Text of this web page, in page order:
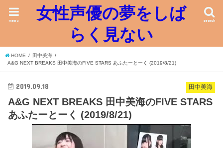
女性声優の夢をしば
らく見ない
search
menu
HOME
田中美海
A&G NEXT BREAKS 田中美海のFIVE STARS あふたーとーく (2019/8/21)
田中美海
2019.09.18
A&G NEXT BREAKS 田中美海のFIVE STARS
あふたーとーく (2019/8/21)